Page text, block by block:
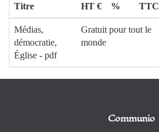
Titre
HT €
%
TTC
Médias,
démocratie,
Église - pdf
Gratuit pour tout le
monde
Communio